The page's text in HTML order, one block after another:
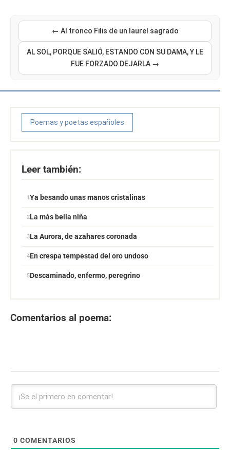
← Al tronco Filis de un laurel sagrado
AL SOL, PORQUE SALIÓ, ESTANDO CON SU DAMA, Y LE
FUE FORZADO DEJARLA →
Poemas y poetas españoles
Leer también:
Ya besando unas manos cristalinas
La más bella niña
La Aurora, de azahares coronada
En crespa tempestad del oro undoso
Descaminado, enfermo, peregrino
Comentarios al poema:
0 COMENTARIOS